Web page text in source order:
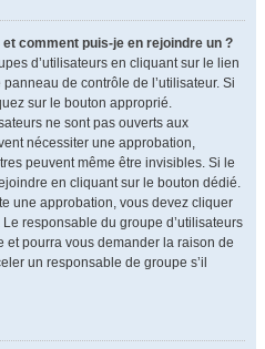
comment puis-je en rejoindre un ?
d’utilisateurs en cliquant sur le lien
de contrôle de l’utilisateur. Si
sur le bouton approprié.
ne sont pas ouverts aux
nécessiter une approbation,
peuvent même être invisibles. Si le
en cliquant sur le bouton dédié.
une approbation, vous devez cliquer
responsable du groupe d’utilisateurs
et pourra vous demander la raison de
un responsable de groupe s’il